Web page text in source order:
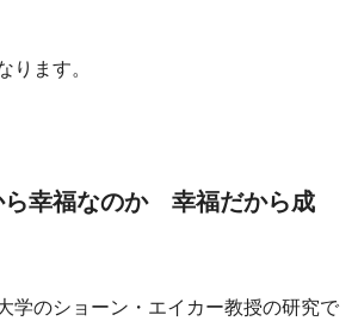
ります。
ら幸福なのか 幸福だから成
学のショーン・エイカー教授の研究で